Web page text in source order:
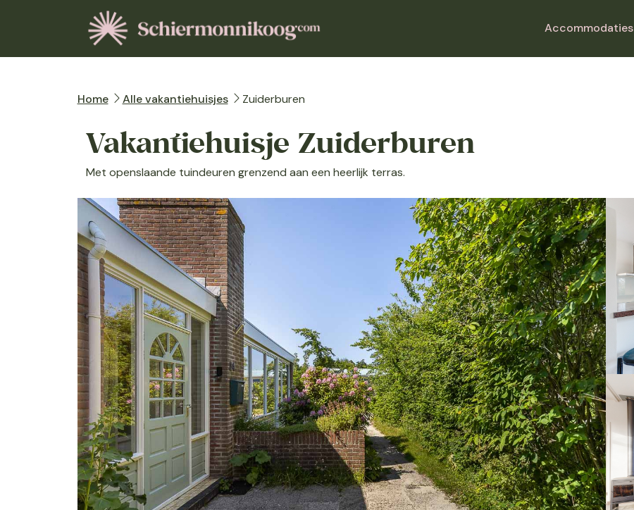
Accommodaties
Home Alle vakantiehuisjes Zuiderburen
Vakantiehuisje Zuiderburen
Met openslaande tuindeuren grenzend aan een heerlijk terras.